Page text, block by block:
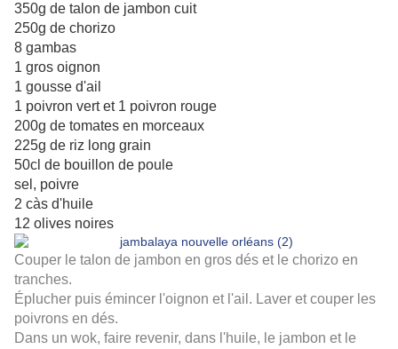
350g de talon de jambon cuit
250g de chorizo
8 gambas
1 gros oignon
1 gousse d'ail
1 poivron vert et 1 poivron rouge
200g de tomates en morceaux
225g de riz long grain
50cl de bouillon de poule
sel, poivre
2 càs d'huile
12 olives noires
Couper le talon de jambon en gros dés et le chorizo en
tranches.
Éplucher puis émincer l'oignon et l'ail. Laver et couper les
poivrons en dés.
Dans un wok, faire revenir, dans l'huile, le jambon et le